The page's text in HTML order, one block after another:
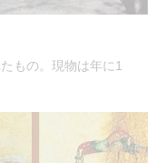
もの。現物は年に1